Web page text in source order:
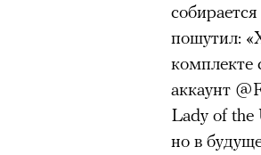
пошутил:
комплекте
аккаунт
Lady of the
но в